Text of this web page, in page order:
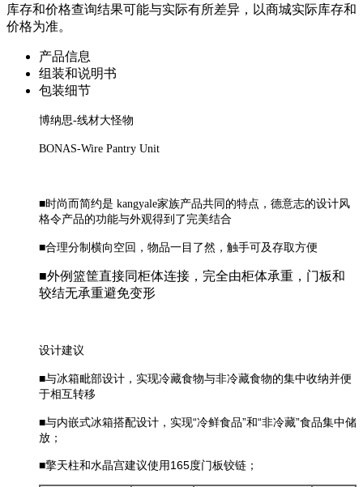
库存和价格查询结果可能与实际有所差异，以商城实际库存和
价格为准。
产品信息
组装和说明书
包装细节
博纳思-线材大怪物
BONAS-Wire Pantry Unit
■时尚而简约是 kangyale家族产品共同的特点，德意志的设计风
格令产品的功能与外观得到了完美结合
■合理分制横向空回，物品一目了然，触手可及存取方便
■外例篮筐直接同柜体连接，完全由柜体承重，门板和
较结无承重避免变形
设计建议
■与冰箱毗部设计，实现冷藏食物与非冷藏食物的集中收纳并便
于相互转移
■与内嵌式冰箱搭配设计，实现“冷鲜食品”和“非冷藏”食品集中储
放；
■擎天柱和水晶宫建议使用165度门板铰链；